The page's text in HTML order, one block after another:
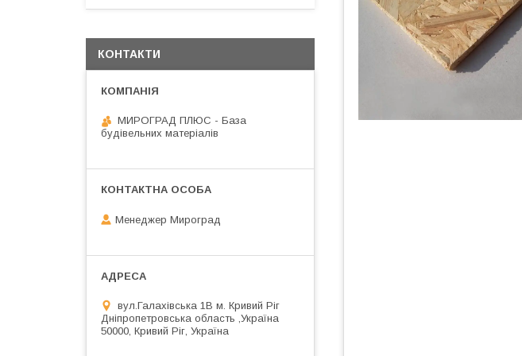
КОНТАКТИ
МИРОГРАД ПЛЮС - База
будівельних матеріалів
Менеджер Мироград
вул.Галахівська 1В м. Кривий Ріг
Дніпропетровська область ,Україна
50000, Кривий Ріг, Україна